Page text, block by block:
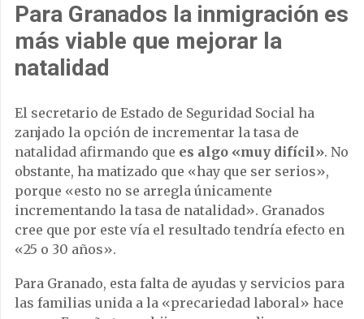
Para Granados la inmigración es
más viable que mejorar la
natalidad
El secretario de Estado de Seguridad Social ha
zanjado la opción de incrementar la tasa de
natalidad afirmando que es algo «muy difícil». No
obstante, ha matizado que «hay que ser serios»,
porque «esto no se arregla únicamente
incrementando la tasa de natalidad». Granados
cree que por este vía el resultado tendría efecto en
«25 o 30 años».
Para Granado, esta falta de ayudas y servicios para
las familias unida a la «precariedad laboral» hace